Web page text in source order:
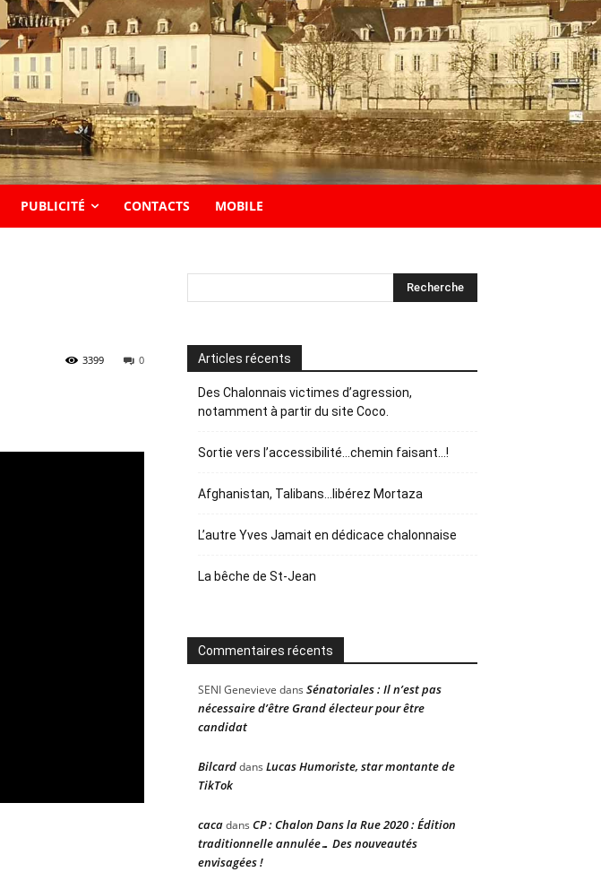
PUBLICITÉ CONTACTS MOBILE
0
3399 Articles récents
Des Chalonnais victimes d’agression,
notamment à partir du site Coco.
Sortie vers l’accessibilité…chemin faisant…!
Afghanistan, Talibans…libérez Mortaza
L’autre Yves Jamait en dédicace chalonnaise
La bêche de St-Jean
Commentaires récents
SENI Genevieve dans Sénatoriales : Il n’est pas
nécessaire d’être Grand électeur pour être
candidat
Bilcarddans Lucas Humoriste, star montante de
TikTok
cacadans CP : Chalon Dans la Rue 2020 : Édition
traditionnelle annulée… Des nouveautés
envisagées !